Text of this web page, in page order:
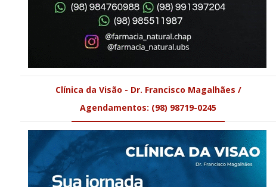
Clínica da Visão - Dr. Francisco Magalhães /
Agendamentos: (98) 98719-0245